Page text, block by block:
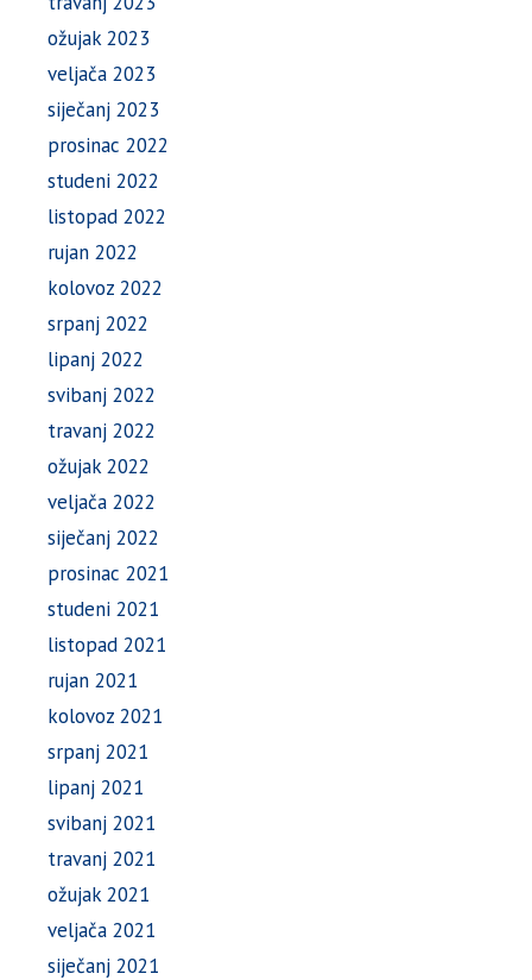
ožujak 2023
veljača 2023
siječanj 2023
prosinac 2022
studeni 2022
listopad 2022
rujan 2022
kolovoz 2022
srpanj 2022
lipanj 2022
svibanj 2022
travanj 2022
ožujak 2022
veljača 2022
siječanj 2022
prosinac 2021
studeni 2021
listopad 2021
rujan 2021
kolovoz 2021
srpanj 2021
lipanj 2021
svibanj 2021
travanj 2021
ožujak 2021
veljača 2021
siječanj 2021